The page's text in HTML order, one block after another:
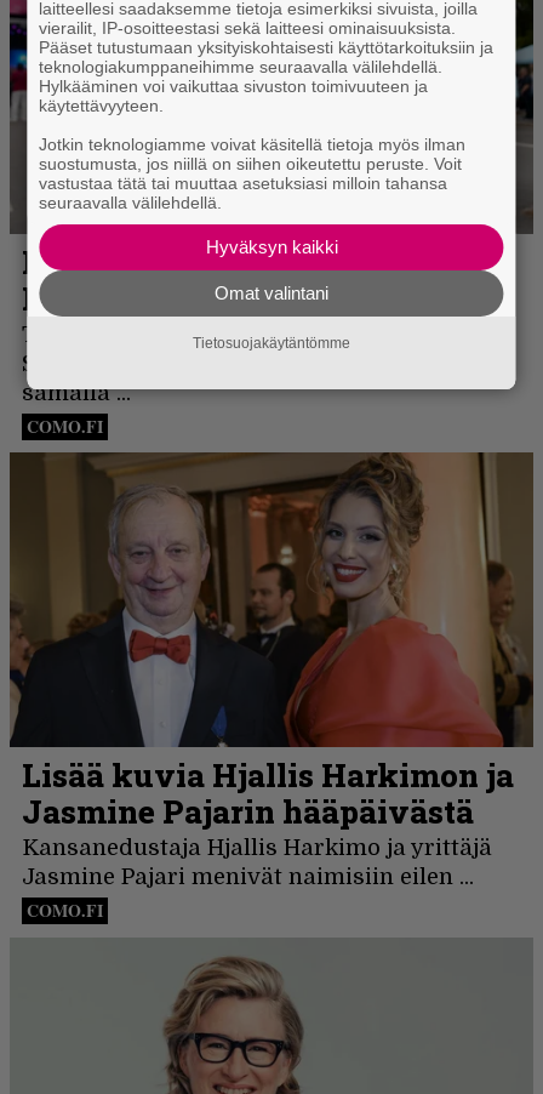
laitteellesi saadaksemme tietoja esimerkiksi sivuista, joilla
vierailit, IP-osoitteestasi sekä laitteesi ominaisuuksista.
Pääset tutustumaan yksityiskohtaisesti käyttötarkoituksiin ja
teknologiakumppaneihimme seuraavalla välilehdellä.
Hylkääminen voi vaikuttaa sivuston toimivuuteen ja
käytettävyyteen.
Jotkin teknologiamme voivat käsitellä tietoja myös ilman
suostumusta, jos niillä on siihen oikeutettu peruste. Voit
vastustaa tätä tai muuttaa asetuksiasi milloin tahansa
seuraavalla välilehdellä.
Hyväksyn kaikki
Omat valintani
Tietosuojakäytäntömme